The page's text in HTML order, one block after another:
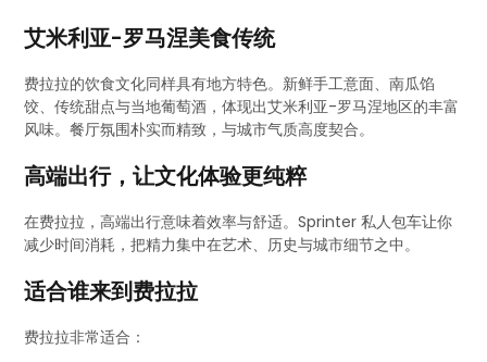
艾米利亚-罗马涅美食传统
费拉拉的饮食文化同样具有地方特色。新鲜手工意面、南瓜馅
饺、传统甜点与当地葡萄酒，体现出艾米利亚-罗马涅地区的丰富
风味。餐厅氛围朴实而精致，与城市气质高度契合。
高端出行，让文化体验更纯粹
在费拉拉，高端出行意味着效率与舒适。Sprinter 私人包车让你
减少时间消耗，把精力集中在艺术、历史与城市细节之中。
适合谁来到费拉拉
费拉拉非常适合：